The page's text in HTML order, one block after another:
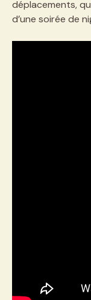
déplacements,
d’une soirée de